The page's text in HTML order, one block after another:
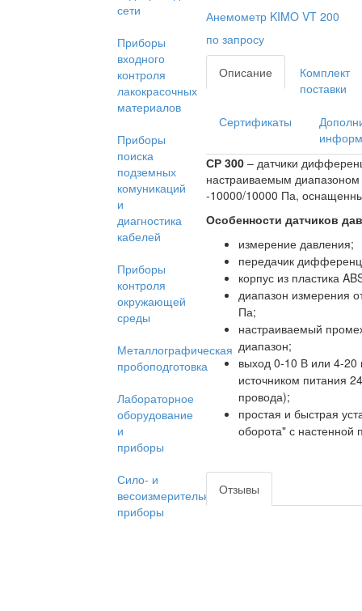
сети
Приборы
входного
контроля
лакокрасочных
материалов
Приборы
поиска
подземных
комуникаций
и
диагностика
кабелей
Приборы
контроля
окружающей
среды
Металлографическая
пробоподготовка
Лабораторное
оборудование
и
приборы
Сило- и
весоизмерительные
приборы
Анемометр KIMO VT 200
по запросу
Описание
Комплект
поставки
Сертификаты
СР 300 – датчики
настраиваемым
-10000/10000 Па,
Особенности датчиков
измерение давления;
передачик
корпус из пластика
диапазон измерения
Па;
настраиваемый
диапазон;
выход 0-10 В или 4-20
источником питания
провода);
простая и быстрая
оборота" с настенной
Отзывы